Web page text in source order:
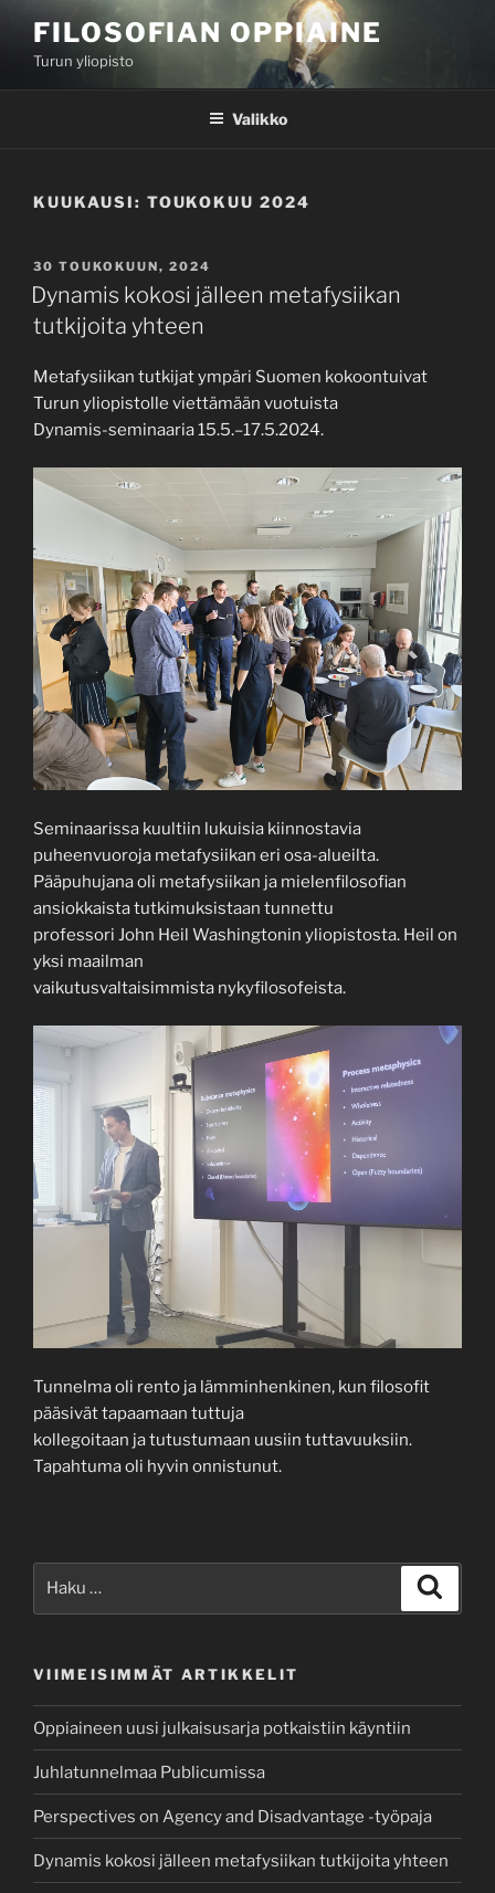
sisältöönFILOSOFIAN OPPIAINE
Turun yliopisto
Valikko
KUUKAUSI: TOUKOKUU 2024
JULKAISTU
30 TOUKOKUUN, 2024
Dynamis kokosi jälleen metafysiikan
tutkijoita yhteen
Metafysiikan tutkijat ympäri Suomen kokoontuivat
Turun yliopistolle viettämään vuotuista
Dynamis-seminaaria 15.5.–17.5.2024.
Seminaarissa kuultiin lukuisia kiinnostavia
puheenvuoroja metafysiikan eri osa-alueilta.
Pääpuhujana oli metafysiikan ja mielenfilosofian
ansiokkaista tutkimuksistaan tunnettu
professori John Heil Washingtonin yliopistosta. Heil on
yksi maailman
vaikutusvaltaisimmista nykyfilosofeista.
Tunnelma oli rento ja lämminhenkinen, kun filosofit
pääsivät tapaamaan tuttuja
kollegoitaan ja tutustumaan uusiin tuttavuuksiin.
Tapahtuma oli hyvin onnistunut.
VIIMEISIMMÄT ARTIKKELIT
Oppiaineen uusi julkaisusarja potkaistiin käyntiin
Juhlatunnelmaa Publicumissa
Perspectives on Agency and Disadvantage -työpaja
Dynamis kokosi jälleen metafysiikan tutkijoita yhteen